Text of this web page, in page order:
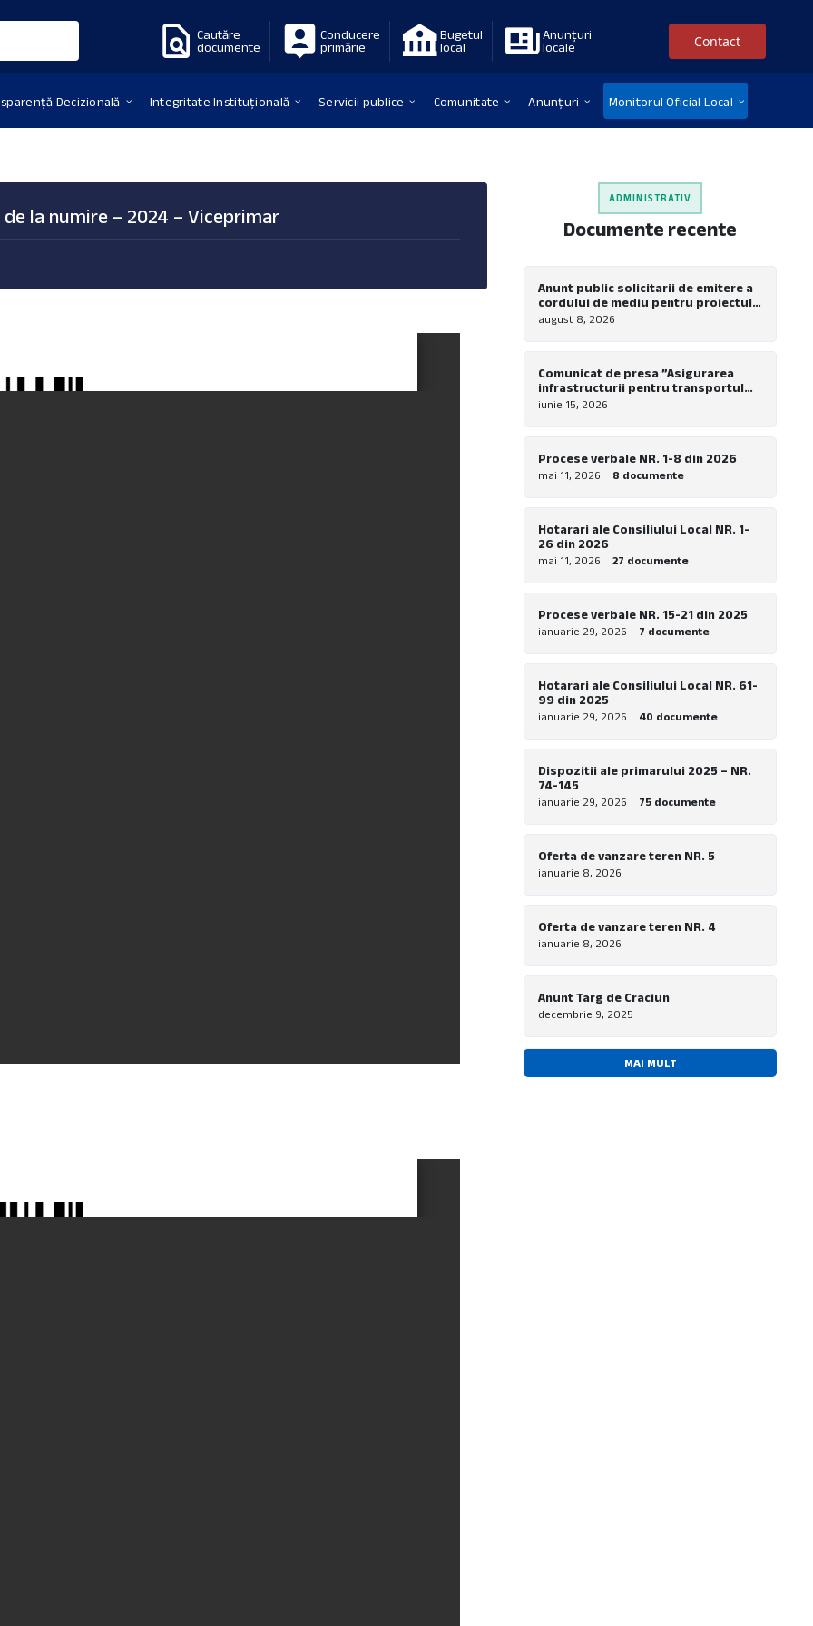
Cautăre
documente
Conducere
primărie
Bugetul
local
Anunțuri
locale
Contact
Decizională Integritate Instituțională Servicii publice Comunitate Anunțuri Monitorul Oficial Local
la numire – 2024 – Viceprimar
ADMINISTRATIV
Documente recente
Anunt public solicitarii de emitere a
cordului de mediu pentru proiectul
”Modernizare, extindere si dotare
august 8, 2026
Comunicat de presa ”Asigurarea
infrastructurii pentru transportul
verde in comuna Nadrag – Realizare
iunie 15, 2026
Procese verbale NR. 1-8 din 2026
mai 11, 2026 8 documente
Hotarari ale Consiliului Local NR. 1-
26 din 2026
mai 11, 2026 27 documente
Procese verbale NR. 15-21 din 2025
ianuarie 29, 2026 7 documente
Hotarari ale Consiliului Local NR. 61-
99 din 2025
ianuarie 29, 2026 40 documente
Dispozitii ale primarului 2025 – NR.
74-145
ianuarie 29, 2026 75 documente
Oferta de vanzare teren NR. 5
ianuarie 8, 2026
Oferta de vanzare teren NR. 4
ianuarie 8, 2026
Anunt Targ de Craciun
decembrie 9, 2025
MAI MULT